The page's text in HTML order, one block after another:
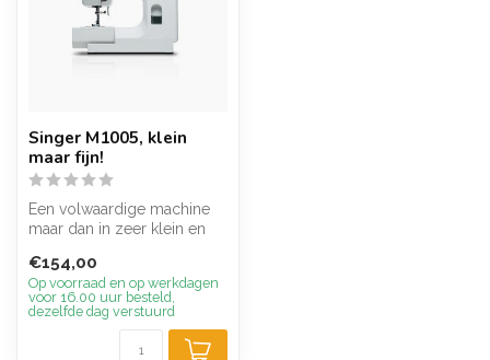
Singer M1005, klein
maar fijn!
Een volwaardige machine
maar dan in zeer klein en
vo...
€154,00
Op voorraad en op werkdagen
voor 16.00 uur besteld,
dezelfde dag verstuurd